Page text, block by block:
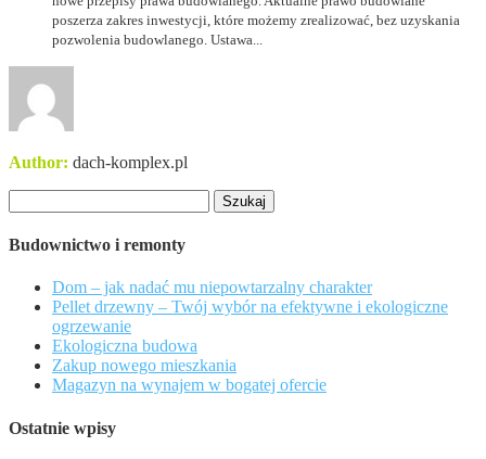
poszerza zakres inwestycji, które możemy zrealizować, bez uzyskania
pozwolenia budowlanego. Ustawa...
Author: dach-komplex.pl
Budownictwo i remonty
Dom – jak nadać mu niepowtarzalny charakter
Pellet drzewny – Twój wybór na efektywne i ekologiczne
ogrzewanie
Ekologiczna budowa
Zakup nowego mieszkania
Magazyn na wynajem w bogatej ofercie
Ostatnie wpisy